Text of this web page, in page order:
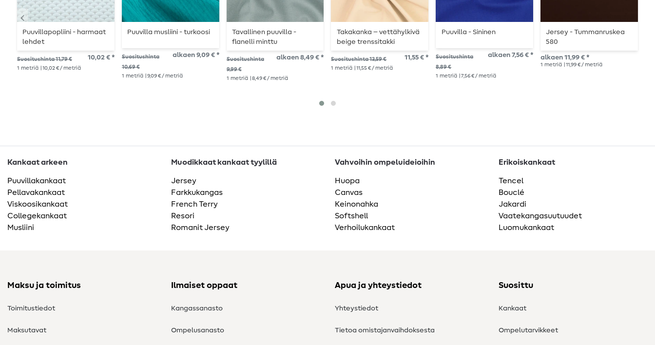
Puuvillapopliini - harmaat
lehdet
Suositushinta 11,79 € 10,02 € *
1 metriä | 10,02 € / metriä
Puuvilla musliini - turkoosi
Suositushinta
10,69 €
alkaen 9,09 € *
1 metriä | 9,09 € / metriä
Tavallinen puuvilla -
flanelli minttu
Suositushinta
9,99 €
alkaen 8,49 € *
1 metriä | 8,49 € / metriä
Takakanka – vettähylkivä
beige trenssitakki
Suositushinta 13,59 € 11,55 € *
1 metriä | 11,55 € / metriä
Puuvilla - Sininen
Suositushinta
8,89 €
alkaen 7,56 € *
1 metriä | 7,56 € / metriä
Jersey - Tummanruskea
580
alkaen 11,99 € *
1 metriä | 11,99 € / metriä
Kankaat arkeen
Puuvillakankaat
Pellavakankaat
Viskoosikankaat
Collegekankaat
Musliini
Muodikkaat kankaat tyylillä
Jersey
Farkkukangas
French Terry
Resori
Romanit Jersey
Vahvoihin ompeluideioihin
Huopa
Canvas
Keinonahka
Softshell
Verhoilukankaat
Erikoiskankaat
Tencel
Bouclé
Jakardi
Vaatekangasuutuudet
Luomukankaat
Maksu ja toimitus
Toimitustiedot
Maksutavat
Ilmaiset oppaat
Kangassanasto
Ompelusanasto
Apua ja yhteystiedot
Yhteystiedot
Tietoa omistajanvaihdoksesta
Suosittu
Kankaat
Ompelutarvikkeet